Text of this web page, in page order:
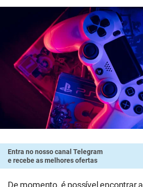
Entra no nosso canal Telegram
e recebe as melhores ofertas